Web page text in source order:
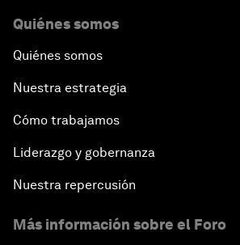
Quiénes somos
Quiénes somos
Nuestra estrategia
Cómo trabajamos
Liderazgo y gobernanza
Nuestra repercusión
Más información sobre el Foro